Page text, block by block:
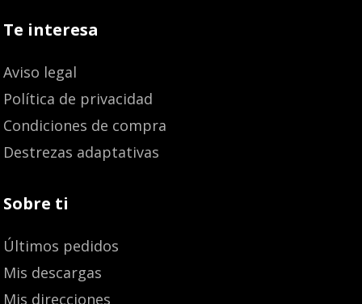
Te interesa
Aviso legal
Política de privacidad
Condiciones de compra
Destrezas adaptativas
Sobre ti
Últimos pedidos
Mis descargas
Mis direcciones